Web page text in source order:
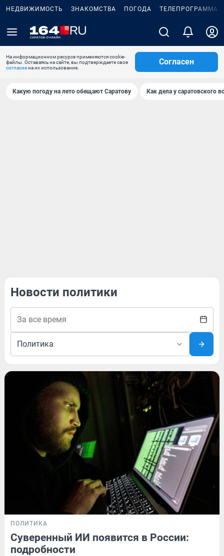
НЕДВИЖИМОСТЬ ЗНАКОМСТВА ПОГОДА ТЕЛЕПРОГРАММА
На информационном ресурсе применяются cookie-
файлы. Оставаясь на сайте, вы подтверждаете свое
согласиена их использование.
Согласен
Какую погоду на лето обещают Саратову Как дела у саратовского
Новости политики
ПОЛИТИКА
Суверенный ИИ появится в России:
подробности